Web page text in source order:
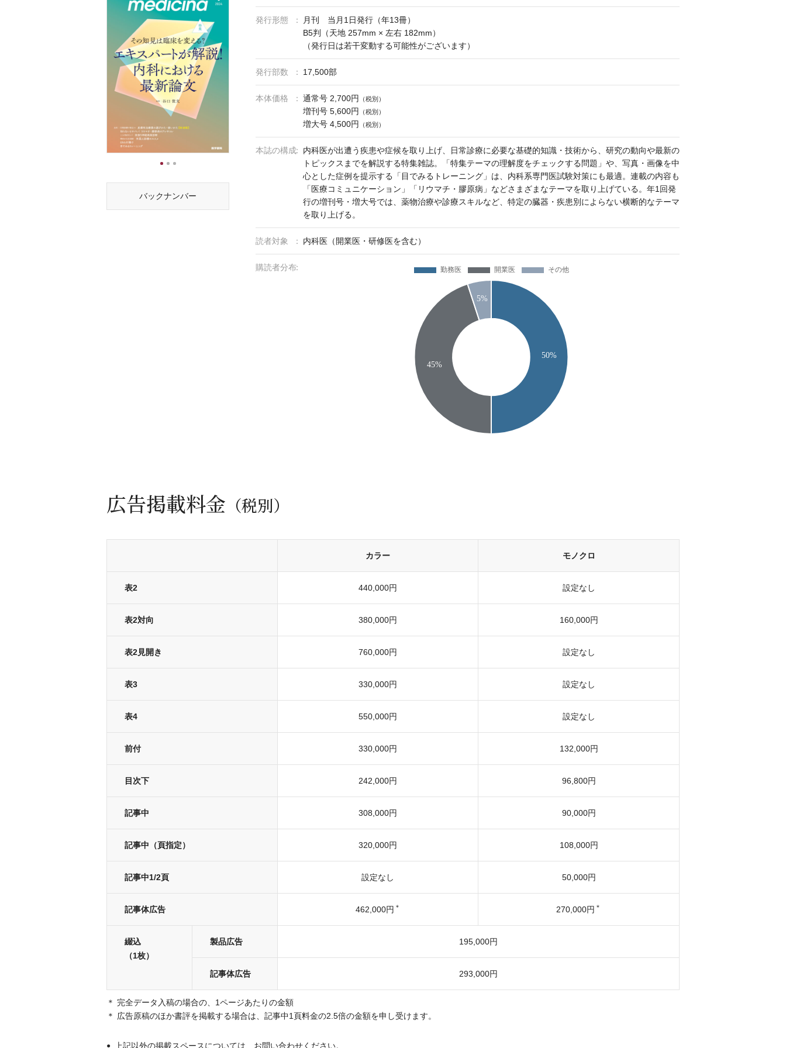
123
バックナンバー
発行形態
月刊 当月1日発行（年13冊）
B5判（天地 257mm × 左右 182mm）
（発行日は若干変動する可能性がございます）
発行部数 17,500部
本体価格 通常号 2,700円 （税別）
増刊号 5,600円 （税別）
増大号 4,500円 （税別）
本誌の構成
内科医が出遭う疾患や症候を取り上げ、日常診療に必要な基礎的知識・技術から、研究の動向や最新の
トピックスまでを解説する特集雑誌。「特集テーマの理解度をチェックする問題」や、写真・画像を中
心とした症例を提示する「目でみるトレーニング」は、内科系専門医試験対策にも最適。連載の内容も
「医療コミュニケーション」「リウマチ・膠原病」などさまざまなテーマを取り上げている。年1回発
行の増刊号・増大号では、薬物治療や診療スキルなど、特定の臓器・疾患別によらない横断的なテーマ
を取り上げる。
読者対象 内科医（開業医・研修医を含む）
購読者分布
広告掲載料金 （税別）
カラー モノクロ
表2 440,000円 設定なし
表2対向 380,000円 160,000円
表2見開き 760,000円 設定なし
表3 330,000円 設定なし
表4 550,000円 設定なし
前付 330,000円 132,000円
目次下 242,000円 96,800円
記事中 308,000円 90,000円
記事中（頁指定） 320,000円 108,000円
記事中1/2頁 設定なし 50,000円
記事体広告 462,000円 ＊ 270,000円 ＊
綴込
（1枚）
製品広告 195,000円
記事体広告 293,000円
完全データ入稿の場合の、1ページあたりの金額
広告原稿のほか書評を掲載する場合は、記事中1頁料金の2.5倍の金額を申し受けます。
上記以外の掲載スペースについては、お問い合わせください。